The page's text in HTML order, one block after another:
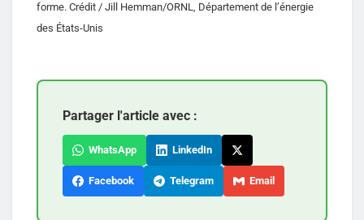
forme. Crédit / Jill Hemman/ORNL, Département de l’énergie
des États-Unis
Partager l'article avec :
WhatsApp LinkedIn
Facebook Telegram Email